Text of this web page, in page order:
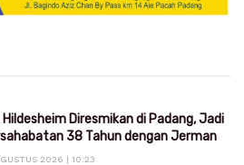
Diresmikan di Padang, Jadi
38 Tahun dengan Jerman
2026 | 10:23